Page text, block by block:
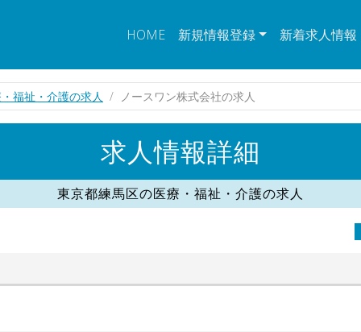
HOME 新規情報登録 新着求人情報
福祉・介護の求人 ノースワン株式会社の求人
求人情報詳細
東京都練馬区の医療・福祉・介護の求人